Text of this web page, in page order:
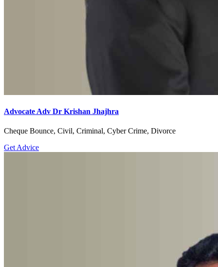
Advocate Adv Dr Krishan Jhajhra
Cheque Bounce, Civil, Criminal, Cyber Crime, Divorce
Get Advice